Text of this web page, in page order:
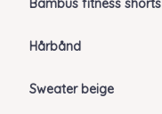
Bambus fitness shorts
Hårbånd
Sweater beige